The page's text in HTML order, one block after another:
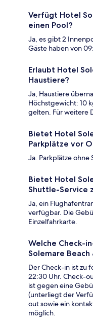
Verfügt Hotel
einen Pool?
Ja, es gibt 2
Gäste haben von
Erlaubt Hotel
Haustiere?
Ja, Haustiere
Höchstgewicht: 10
gelten. Für weitere
Bietet Hotel
Parkplätze vor
Ja. Parkplätze ohne
Bietet Hotel
Shuttle-Service
Ja, ein
verfügbar. Die
Einzelfahrkarte.
Welche Check-
Solemare Beach
Der Check-in ist zu
22:30 Uhr. Check-
ist gegen eine
(unterliegt der
out sowie ein
möglich.